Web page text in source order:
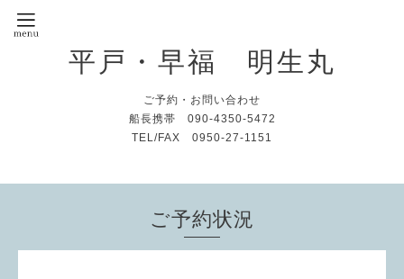
平戸・早福 明生丸
ご予約・お問い合わせ
船長携帯 090-4350-5472
TEL/FAX 0950-27-1151
ご予約状況